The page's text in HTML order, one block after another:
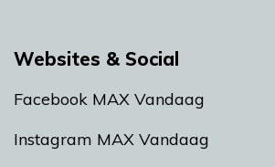
Websites & Social
Facebook MAX Vandaag
Instagram MAX Vandaag